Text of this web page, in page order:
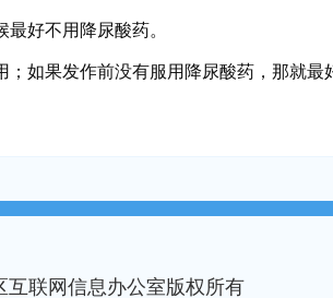
好不用降尿酸药。
如果发作前没有服用降尿酸药，那就
互联网信息办公室版权所有